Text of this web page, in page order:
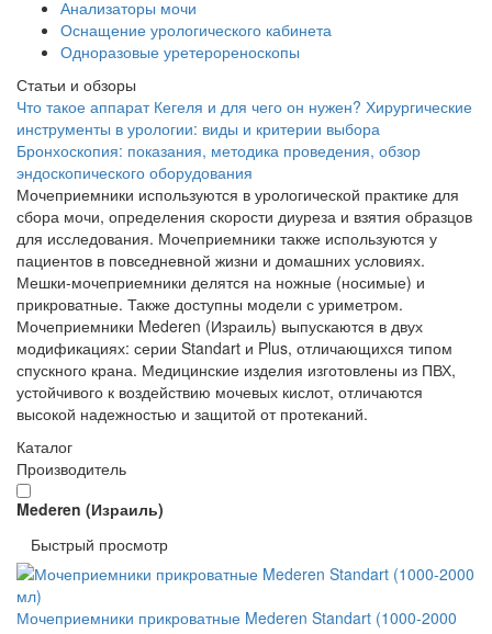
Анализаторы мочи
Оснащение урологического кабинета
Одноразовые уретерореноскопы
Статьи и обзоры
Что такое аппарат Кегеля и для чего он нужен? Хирургические
инструменты в урологии: виды и критерии выбора
Бронхоскопия: показания, методика проведения, обзор
эндоскопического оборудования
Мочеприемники используются в урологической практике для
сбора мочи, определения скорости диуреза и взятия образцов
для исследования. Мочеприемники также используются у
пациентов в повседневной жизни и домашних условиях.
Мешки-мочеприемники делятся на ножные (носимые) и
прикроватные. Также доступны модели с уриметром.
Мочеприемники Mederen (Израиль) выпускаются в двух
модификациях: серии Standart и Plus, отличающихся типом
спускного крана. Медицинские изделия изготовлены из ПВХ,
устойчивого к воздействию мочевых кислот, отличаются
высокой надежностью и защитой от протеканий.
Каталог
Производитель
Mederen (Израиль)
Быстрый просмотр
Мочеприемники прикроватные Mederen Standart (1000-2000